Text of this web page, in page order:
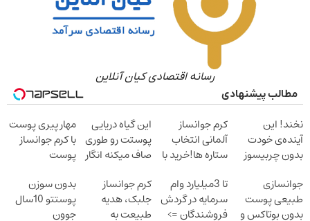
رسانه اقتصادی کیان آنلاین
مطالب پیشنهادی
نخند! این
آینده‌ی خودت
بدون چربیسوز
نشده سفارش
بده)
کرم جوانساز
آلمانی انتخاب
ستاره ها!خرید با
این گیاه دریایی
پوستت رو طوری
صاف میکنه انگار
شدی
مهار پیری پوست
با کرم جوانساز
پوست
ویژه تا امشب)
جوانسازی
طبیعی پوست
بدون بوتاکس و
تا 3میلیارد وام
سرمایه در گردش
فروشندگان =>
کرم جوانساز
جلبک، هدیه
طبیعت به
بدون سوزن
پوستتو 10سال
جوون